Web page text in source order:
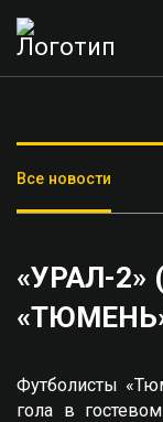
Все новости
«УРАЛ-2»
Футболисты
гола в